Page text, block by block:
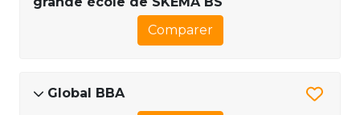
Comparer
Global BBA